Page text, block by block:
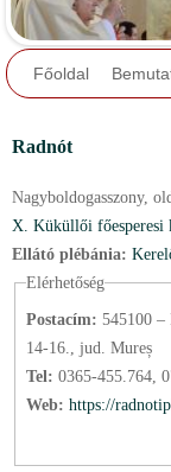
Főoldal
Radnót
Nagyboldogasszony,
X. Küküllői főesperesi
Ellátó plébánia:
Elérhetőség
Postacím: 545100 –
14-16., jud. Mureș
Tel: 0365-455.764,
Web: https://